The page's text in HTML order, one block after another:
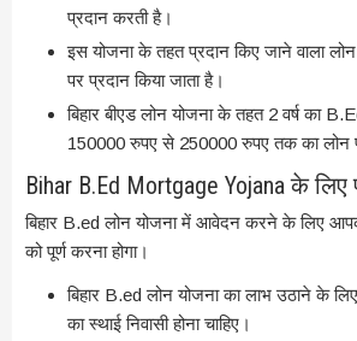
प्रदान करती है।
इस योजना के तहत प्रदान किए जाने वाला
पर प्रदान किया जाता है।
बिहार बीएड लोन योजना के तहत 2 वर्ष का
150000 रुपए से 250000 रुपए तक का लोन
Bihar B.Ed Mortgage Yojana के लिए
बिहार B.ed लोन योजना में आवेदन करने के लिए
को पूर्ण करना होगा।
बिहार B.ed लोन योजना का लाभ उठाने के
का स्थाई निवासी होना चाहिए।